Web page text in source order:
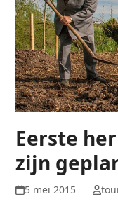
Eerste
zijn
5 mei 2015